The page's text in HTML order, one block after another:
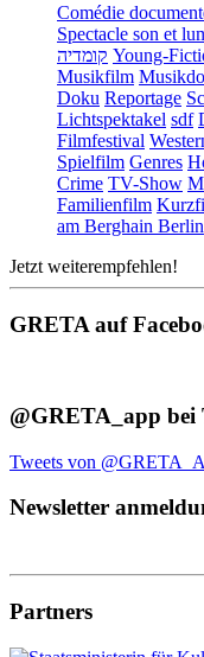
Comédie
Spectacle son et
קומדיה Young-
Musikfilm
Doku Reportage
Lichtspektakel sdf
Filmfestival
Spielfilm Genres
Crime TV-Show
Familienfilm
am Berghain Berlin
Jetzt weiterempfehlen!
GRETA auf
@GRETA_app bei
Tweets von
Newsletter
Partners